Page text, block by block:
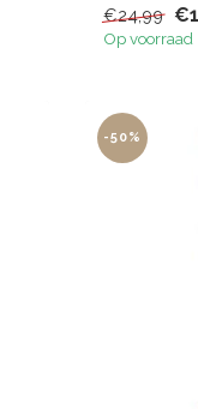
€24,99
Op voorraad
-50%